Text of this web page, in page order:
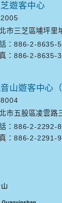
遊客中心
市三芝區埔坪里
：886-2-8635-
：886-2-8635-
山遊客中心
市五股區凌雲路
：886-2-2292-
：886-2-2291-